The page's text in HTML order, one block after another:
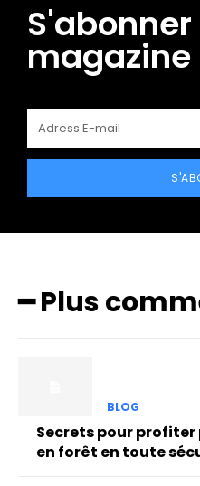
magazine
━ Plus
BLOG
Secrets pour
en forêt en toute